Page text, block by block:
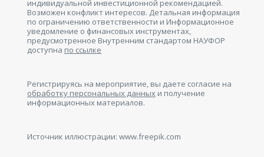
индивидуальной инвестиционной рекомендацией.
Возможен конфликт интересов. Детальная информация
по ограничению ответственности и Информационное
уведомление о финансовых инструментах,
предусмотренное Внутренним стандартом НАУФОР
доступна по ссылке
Регистрируясь на мероприятие, вы даете согласие на
обработку персональных данных и получение
информационных материалов.
Источник иллюстрации: www.freepik.com